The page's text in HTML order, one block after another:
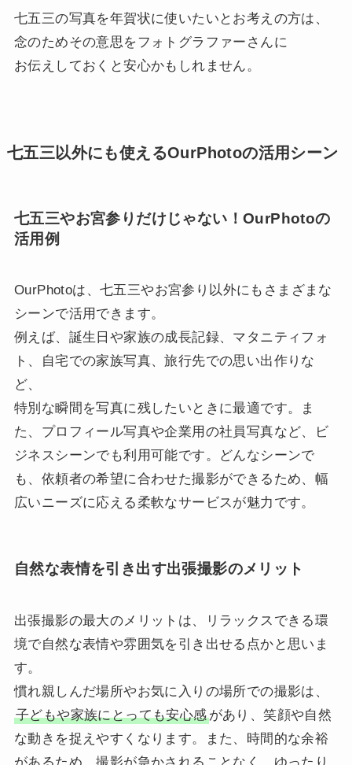
七五三の写真を年賀状に使いたいとお考えの方は、
念のためその意思をフォトグラファーさんに
お伝えしておくと安心かもしれません。
七五三以外にも使えるOurPhotoの活用シーン
七五三やお宮参りだけじゃない！OurPhotoの
活用例
OurPhotoは、七五三やお宮参り以外にもさまざまな
シーンで活用できます。
例えば、誕生日や家族の成長記録、マタニティフォ
ト、自宅での家族写真、旅行先での思い出作りな
ど、
特別な瞬間を写真に残したいときに最適です。ま
た、プロフィール写真や企業用の社員写真など、ビ
ジネスシーンでも利用可能です。どんなシーンで
も、依頼者の希望に合わせた撮影ができるため、幅
広いニーズに応える柔軟なサービスが魅力です。
自然な表情を引き出す出張撮影のメリット
出張撮影の最大のメリットは、リラックスできる環
境で自然な表情や雰囲気を引き出せる点かと思いま
す。
慣れ親しんだ場所やお気に入りの場所での撮影は、
子どもや家族にとっても安心感があり、笑顔や自然
な動きを捉えやすくなります。また、時間的な余裕
があるため、撮影が急かされることなく、ゆったり